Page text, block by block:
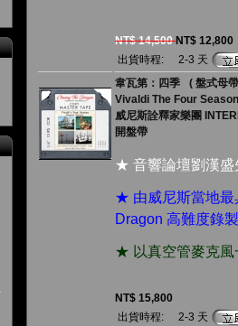
NT$ 14,500NT$ 12,800
出貨時程:
2-3 天
韋瓦第：四季 ( 盤式母
Vivaldi The Four
威尼斯詮釋家樂團
開盤帶
★ 音響論壇劉漢盛
★ 由威尼斯當地最
Dragon 高難度錄
★ 以真空管麥克風
NT$ 15,800
出貨時程:
2-3 天